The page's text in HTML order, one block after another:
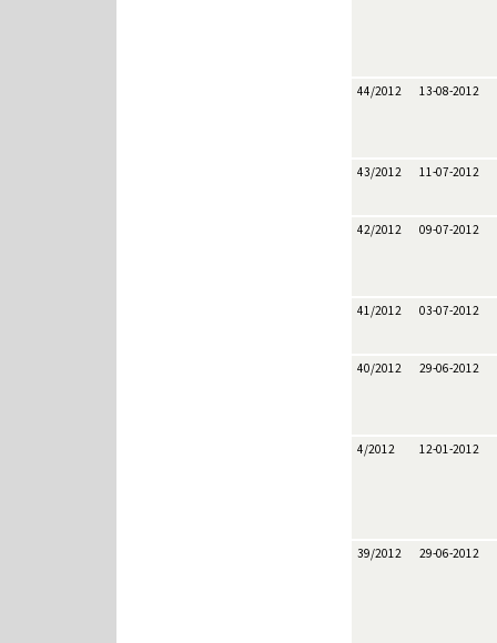
44/2012 13-08-2012
43/2012 11-07-2012
42/2012 09-07-2012
41/2012 03-07-2012
40/2012 29-06-2012
4/2012 12-01-2012
39/2012 29-06-2012